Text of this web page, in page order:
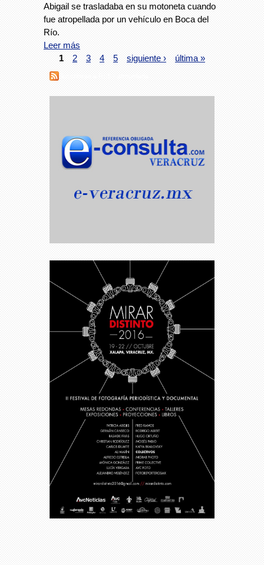
Abigail se trasladaba en su motoneta cuando
fue atropellada por un vehículo en Boca del
Río.
Leer más
1
2 3 4 5 siguiente › última »